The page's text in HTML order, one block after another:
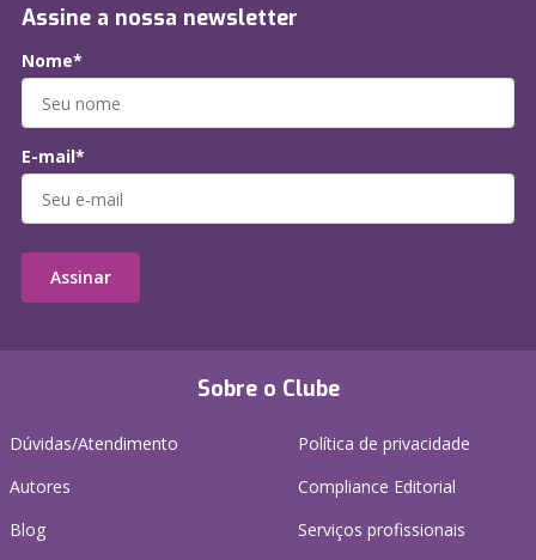
Sobre o Clube
Dúvidas/Atendimento
Autores
Blog
Política de privacidade
Compliance Editorial
Serviços profissionais
Assine a nossa newsletter
Nome*
E-mail*
Assinar